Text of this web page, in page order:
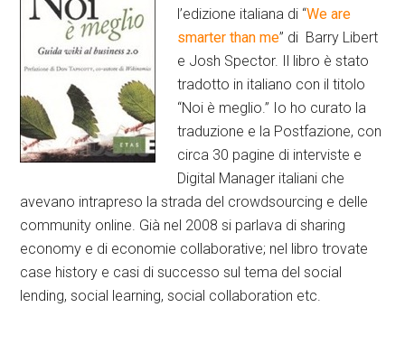
l’edizione italiana di “We are
smarter than me” di Barry Libert
e Josh Spector. Il libro è stato
tradotto in italiano con il titolo
“Noi è meglio.” Io ho curato la
traduzione e la Postfazione, con
circa 30 pagine di interviste e
Digital Manager italiani che
avevano intrapreso la strada del crowdsourcing e delle
community online. Già nel 2008 si parlava di sharing
economy e di economie collaborative; nel libro trovate
case history e casi di successo sul tema del social
lending, social learning, social collaboration etc.